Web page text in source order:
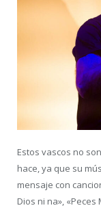
Estos vascos no
hace, ya que su
mensaje con
Dios ni na»,